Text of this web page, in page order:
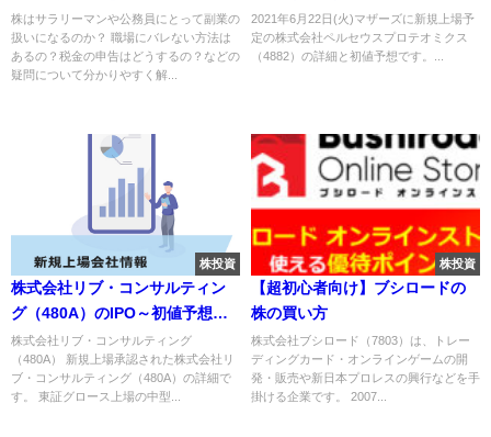
なるのか？
株はサラリーマンや公務員にとって副業の
扱いになるのか？ 職場にバレない方法は
あるの？税金の申告はどうするの？などの
疑問について分かりやすく解...
と新規上場情報～
2021年6月22日(火)マザーズに新規上場予
定の株式会社ペルセウスプロテオミクス
（4882）の詳細と初値予想です。...
株投資
株式会社リブ・コンサルティン
グ（480A）のIPO～初値予想と
新規上場情報～
株式会社リブ・コンサルティング
（480A） 新規上場承認された株式会社リ
ブ・コンサルティング（480A）の詳細で
す。 東証グロース上場の中型...
株投資
【超初心者向け】ブシロードの
株の買い方
株式会社ブシロード（7803）は、トレー
ディングカード・オンラインゲームの開
発・販売や新日本プロレスの興行などを手
掛ける企業です。 2007...